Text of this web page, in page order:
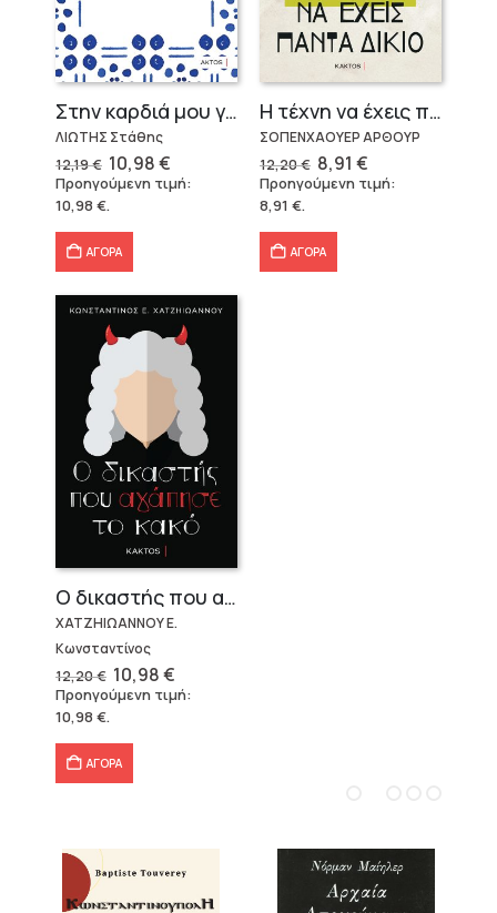
Στην καρδιά μου γράφει Ελλάδα
ΛΙΩΤΗΣ Στάθης
12,19€ Original
price
was:
12,19 €.
10,98€Η
τρέχουσα
τιμή
Προηγούμενη τιμή:
10,98 €.
ΑΓΟΡΑ
Η τέχνη να έχεις πάντα δίκιο – Άρθουρ Σοπενχάουερ
ΣΟΠΕΝΧΑΟΥΕΡ ΑΡΘΟΥΡ
12,20€ Original
price
was:
8,91 €Η
τρέχουσα
τιμή
Προηγούμενη τιμή:
8,91 €.
ΑΓΟΡΑ
Ο δικαστής που αγάπησε το κακό
ΧΑΤΖΗΙΩΑΝΝΟΥ Ε.
Κωνσταντίνος
12,20€ Original
price
was:
10,98€Η
τρέχουσα
τιμή
Προηγούμενη τιμή:
10,98 €.
ΑΓΟΡΑ